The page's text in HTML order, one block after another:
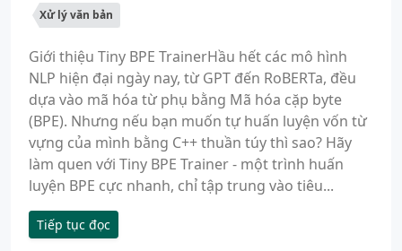
Xử lý văn bản
Giới thiệu Tiny BPE TrainerHầu hết các mô hình
NLP hiện đại ngày nay, từ GPT đến RoBERTa, đều
dựa vào mã hóa từ phụ bằng Mã hóa cặp byte
(BPE). Nhưng nếu bạn muốn tự huấn luyện vốn từ
vựng của mình bằng C++ thuần túy thì sao? Hãy
làm quen với Tiny BPE Trainer - một trình huấn
luyện BPE cực nhanh, chỉ tập trung vào tiêu...
Tiếp tục đọc